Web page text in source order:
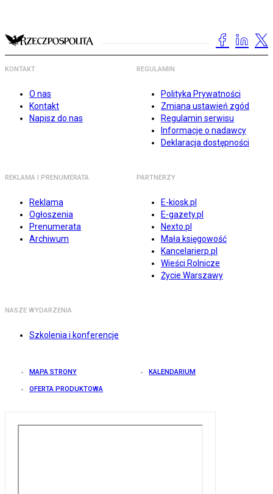
KONTAKT
O nas
Kontakt
Napisz do nas
REGULAMIN
Polityka Prywatności
Zmiana ustawień zgód
Regulamin serwisu
Informacje o nadawcy
Deklaracja dostępności
REKLAMA I PRENUMERATA
Reklama
Ogłoszenia
Prenumerata
Archiwum
PARTNERZY
E-kiosk.pl
E-gazety.pl
Nexto.pl
Mała księgowość
Kancelarierp.pl
Wieści Rolnicze
Życie Warszawy
NASZE WYDARZENIA
Szkolenia i konferencje
MAPA STRONY KALENDARIUM
OFERTA PRODUKTOWA